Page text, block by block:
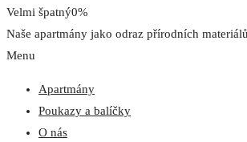
Velmi špatný0%
Naše apartmány jako odraz přírodních
Menu
Apartmány
Poukazy a balíčky
O nás